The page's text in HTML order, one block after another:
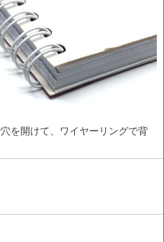
を開けて、ワイヤーリングで背